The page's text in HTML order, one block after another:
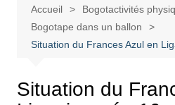
Accueil
Bogotactivités
Bogotape dans un ballon
Situation du Frances Azul en
Situation du